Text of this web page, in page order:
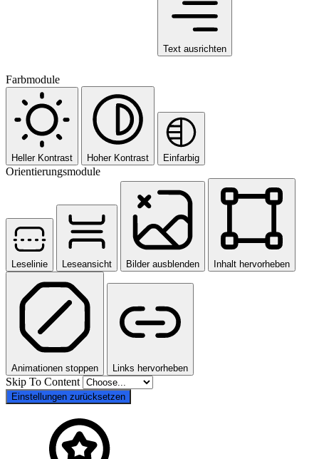
Text ausrichten
Farbmodule
Heller Kontrast Hoher Kontrast Einfarbig
Orientierungsmodule
Leselinie Leseansicht Bilder ausblenden Inhalt hervorheben
Animationen stoppen Links hervorheben
Skip To Content
Einstellungen zurücksetzen